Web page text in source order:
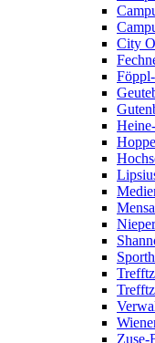
City
Mensa
Zuse-